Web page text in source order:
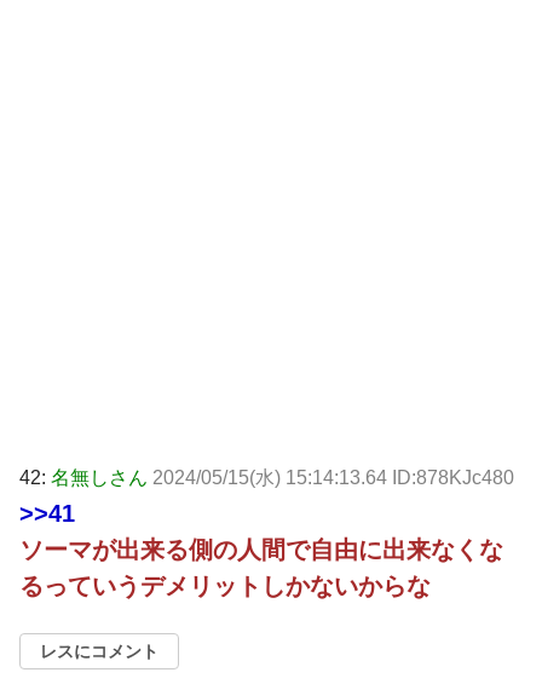
42: 名無しさん 2024/05/15(水) 15:14:13.64 ID:878KJc480
>>41
ソーマが出来る側の人間で自由に出来なくな
るっていうデメリットしかないからな
レスにコメント